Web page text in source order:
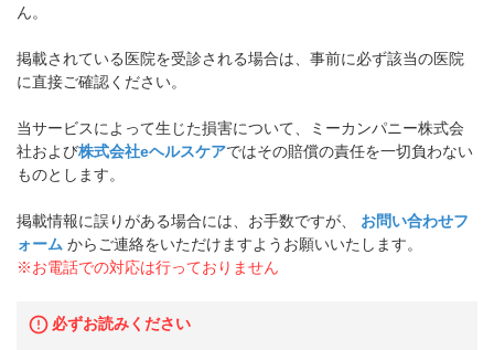
ん。
掲載されている医院を受診される場合は、事前に必ず該当の医院
に直接ご確認ください。
当サービスによって生じた損害について、ミーカンパニー株式会
社および株式会社eヘルスケアではその賠償の責任を一切負わない
ものとします。
掲載情報に誤りがある場合には、お手数ですが、
お問い合わせフ
ォーム からご連絡をいただけますようお願いいたします。
※お電話での対応は行っておりません
必ずお読みください